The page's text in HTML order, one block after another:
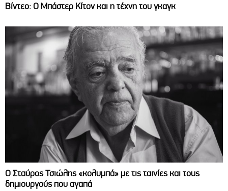
Βίντεο: Ο Μπάστερ Κίτον και η τέχνη του γκαγκ
Ο Σταύρος Τσιώλης «κολυμπά» με τις ταινίες και τους
δημιουργούς που αγαπά